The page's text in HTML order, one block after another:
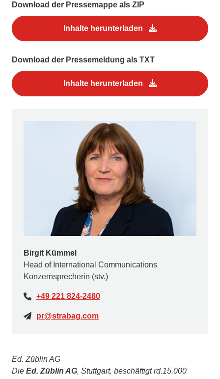
Download der Pressemappe als ZIP
Inhalte herunterladen
Download der Pressemeldung als TXT
Inhalte herunterladen
Birgit Kümmel
Head of International Communications
Konzernsprecherin (stv.)
+49 221 824-2480
pr@strabag.com
Ed. Züblin AG
Die Ed. Züblin AG, Stuttgart, beschäftigt rd.15.000